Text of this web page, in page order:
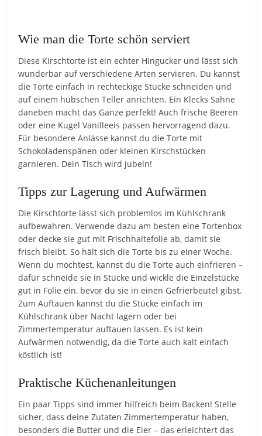
Wie man die Torte schön serviert
Diese Kirschtorte ist ein echter Hingucker und lässt sich
wunderbar auf verschiedene Arten servieren. Du kannst
die Torte einfach in rechteckige Stücke schneiden und
auf einem hübschen Teller anrichten. Ein Klecks Sahne
daneben macht das Ganze perfekt! Auch frische Beeren
oder eine Kugel Vanilleeis passen hervorragend dazu.
Für besondere Anlässe kannst du die Torte mit
Schokoladenspänen oder kleinen Kirschstücken
garnieren. Dein Tisch wird jubeln!
Tipps zur Lagerung und Aufwärmen
Die Kirschtorte lässt sich problemlos im Kühlschrank
aufbewahren. Verwende dazu am besten eine Tortenbox
oder decke sie gut mit Frischhaltefolie ab, damit sie
frisch bleibt. So hält sich die Torte bis zu einer Woche.
Wenn du möchtest, kannst du die Torte auch einfrieren –
dafür schneide sie in Stücke und wickle die Einzelstücke
gut in Folie ein, bevor du sie in einen Gefrierbeutel gibst.
Zum Auftauen kannst du die Stücke einfach im
Kühlschrank über Nacht lagern oder bei
Zimmertemperatur auftauen lassen. Es ist kein
Aufwärmen notwendig, da die Torte auch kalt einfach
köstlich ist!
Praktische Küchenanleitungen
Ein paar Tipps sind immer hilfreich beim Backen! Stelle
sicher, dass deine Zutaten Zimmertemperatur haben,
besonders die Butter und die Eier – das erleichtert das